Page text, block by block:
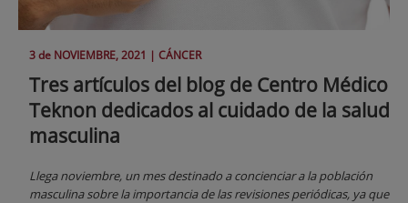
3 de NOVIEMBRE, 2021 | CÁNCER
Tres artículos del blog de Centro Médico
Teknon dedicados al cuidado de la salud
masculina
Llega noviembre, un mes destinado a concienciar a la población
masculina sobre la importancia de las revisiones periódicas, ya que